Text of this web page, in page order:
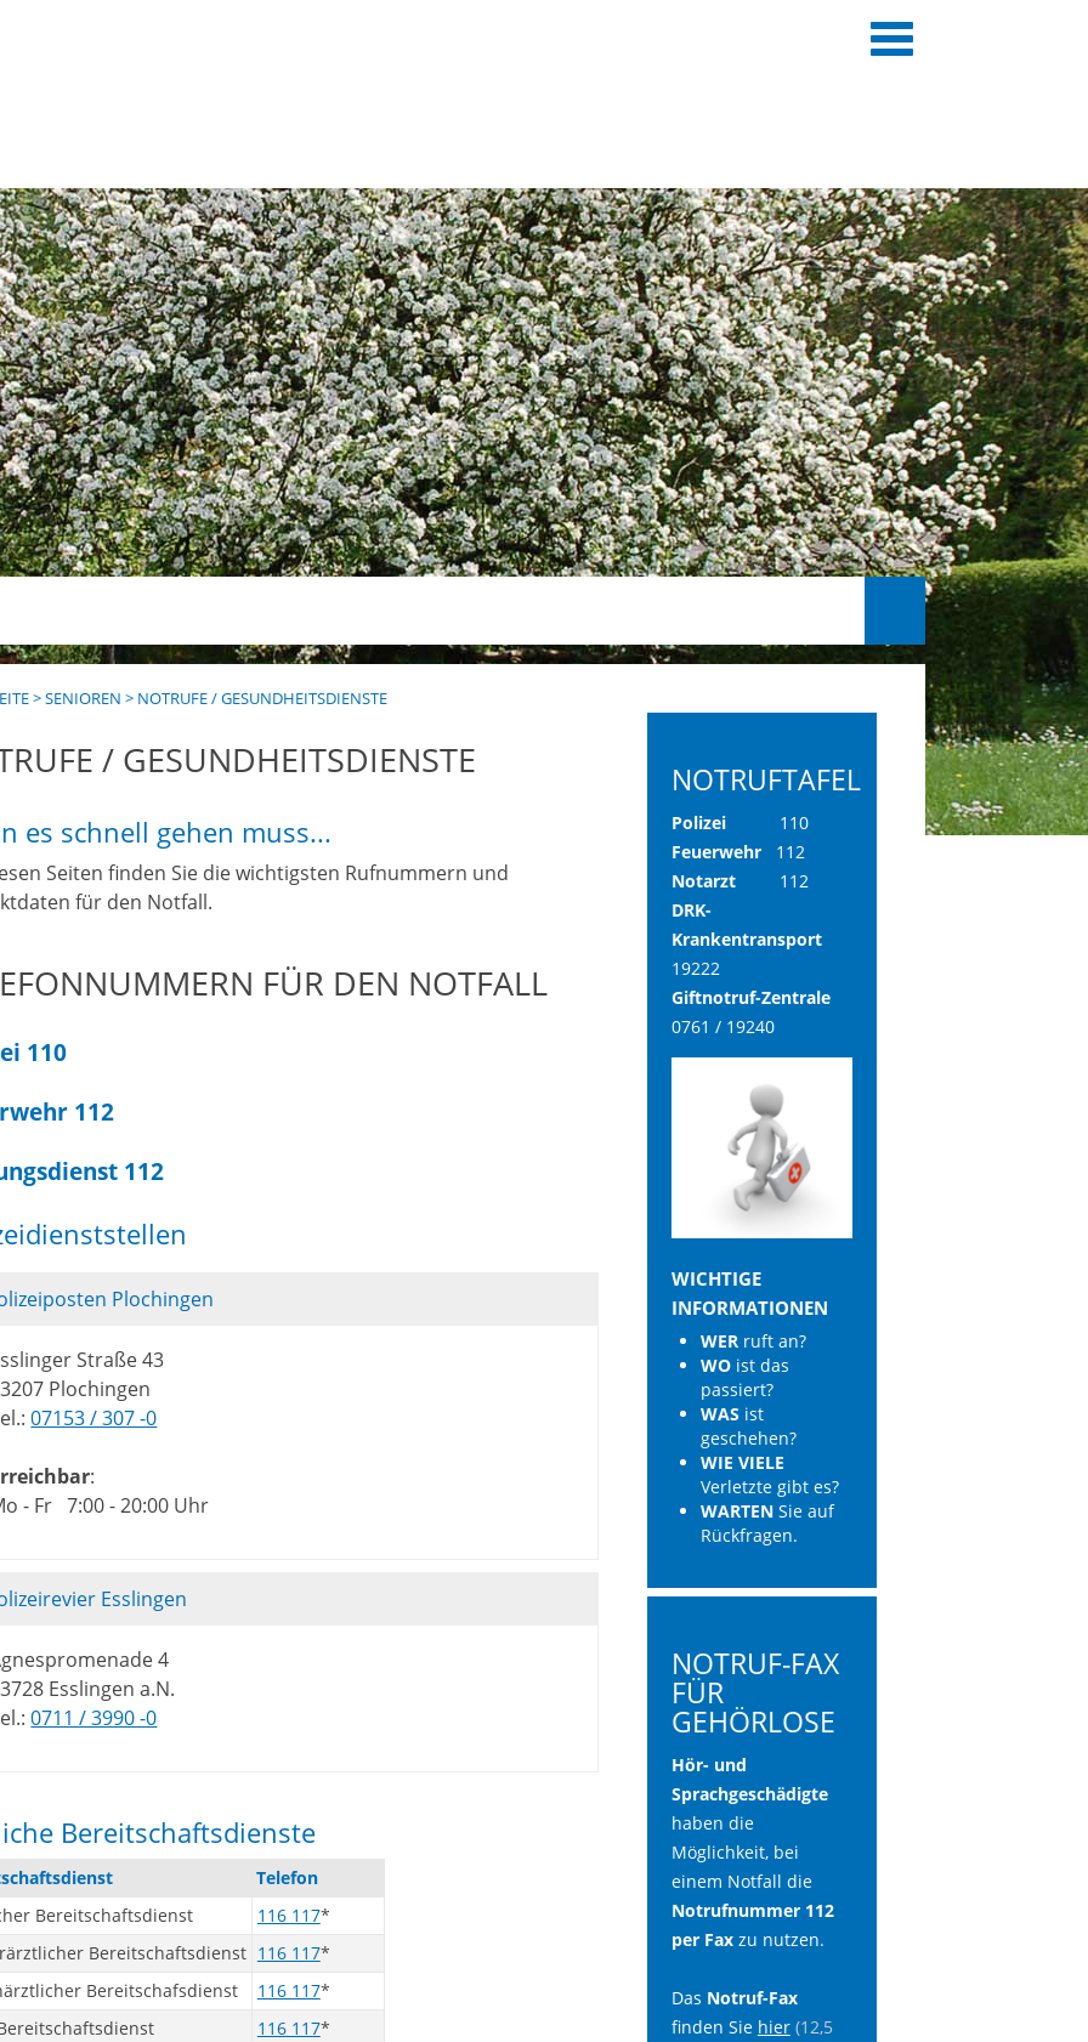
>SENIOREN > NOTRUFE / GESUNDHEITSDIENSTE
/ GESUNDHEITSDIENSTE
es schnell gehen muss...
Seiten finden Sie die wichtigsten Rufnummern und
für den Notfall.
FÜR DEN NOTFALL
110
112
112
Plochingen
Straße 43
Plochingen
07153 / 307 -0
:
- Fr 7:00 - 20:00 Uhr
Esslingen
4
Esslingen a.N.
0711 / 3990 -0
Bereitschaftsdienste
Telefon
Bereitschaftsdienst
116 117*
Bereitschaftsdienst 116 117*
Bereitschafsdienst
116 117*
116 117*
NOTRUFTAFEL
Polizei110
Feuerwehr112
Notarzt112
DRK-
Krankentransport
19222
Giftnotruf-Zentrale
0761 / 19240
WICHTIGE
INFORMATIONEN
WER ruft an?
WO ist das
passiert?
WAS ist
geschehen?
WIE VIELE
Verletzte gibt es?
WARTENSie auf
Rückfragen.
NOTRUF-FAX
FÜR
GEHÖRLOSE
Hör- und
Sprachgeschädigte
haben die
Möglichkeit, bei
einem Notfall die
Notrufnummer 112
per Faxzu nutzen.
Das Notruf-Fax
finden Sie hier(12,5